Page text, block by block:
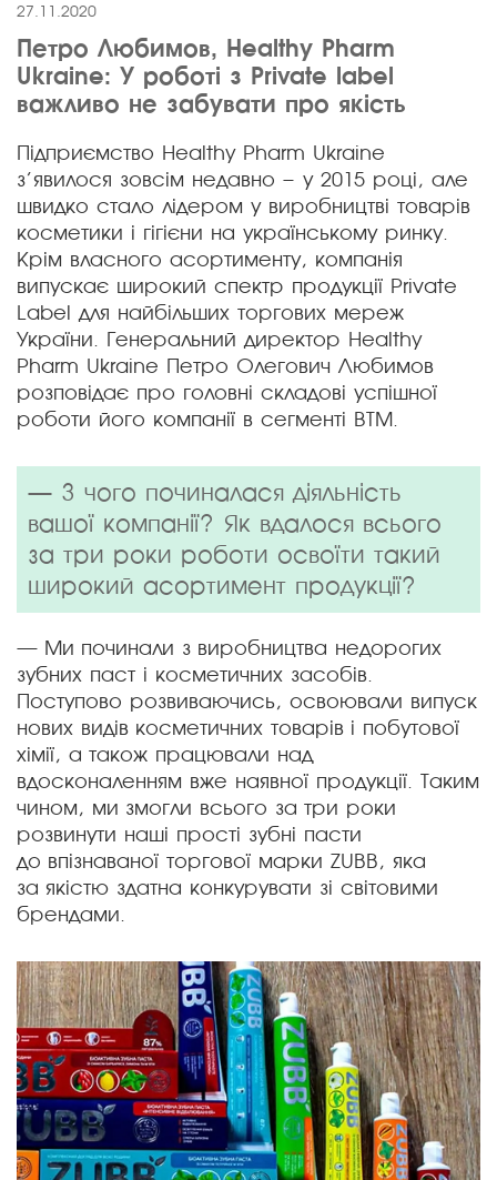
27.11.2020
Петро Любимов, Healthy Pharm
Ukraine: У роботі з Private label
важливо не забувати про якість
Підприємство Healthy Pharm Ukraine
з’явилося зовсім недавно – у 2015 році, але
швидко стало лідером у виробництві товарів
косметики і гігієни на українському ринку.
Крім власного асортименту, компанія
випускає широкий спектр продукції Private
Label для найбільших торгових мереж
України. Генеральний директор Healthy
Pharm Ukraine Петро Олегович Любимов
розповідає про головні складові успішної
роботи його компанії в сегменті ВТМ.
— З чого починалася діяльність
вашої компанії? Як вдалося всього
за три роки роботи освоїти такий
широкий асортимент продукції?
— Ми починали з виробництва недорогих
зубних паст і косметичних засобів.
Поступово розвиваючись, освоювали випуск
нових видів косметичних товарів і побутової
хімії, а також працювали над
вдосконаленням вже наявної продукції. Таким
чином, ми змогли всього за три роки
розвинути наші прості зубні пасти
до впізнаваної торгової марки ZUBB, яка
за якістю здатна конкурувати зі світовими
брендами.